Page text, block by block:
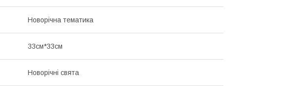
Новорічна тематика
33см*33см
Новорічні свята